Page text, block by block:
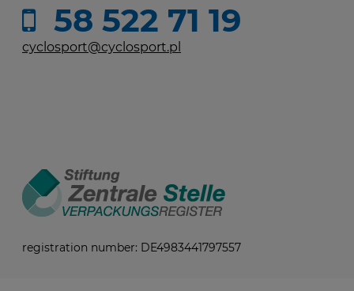
58 522 71 19
cyclosport@cyclosport.pl
registration number: DE4983441797557